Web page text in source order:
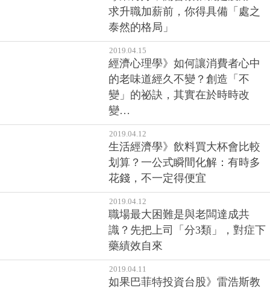
求升職加薪前，你得具備「處之
泰然的格局」
2019.04.15
經濟心理學》如何讓消費者心中
的老味道經久不變？創造「不
變」的祕訣，其實在於時時改
變…
2019.04.12
生活經濟學》飲料買大杯會比較
划算？一公式瞬間化解：有時多
花錢，不一定得便宜
2019.04.12
職場最大困難是與老闆達成共
識？先把上司「分3類」，對症下
藥績效自來
2019.04.11
如果巴菲特投資台股》雷浩斯教